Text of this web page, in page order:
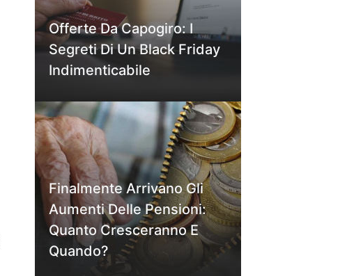
Offerte Da Capogiro: I
Segreti Di Un Black Friday
Indimenticabile
Finalmente Arrivano Gli
Aumenti Delle Pensioni:
Quanto Cresceranno E
Quando?